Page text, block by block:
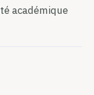
académique